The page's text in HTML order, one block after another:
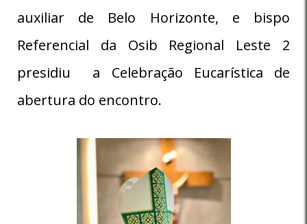
auxiliar de Belo Horizonte, e bispo
Referencial da Osib Regional Leste 2
presidiu a Celebração Eucarística de
abertura do encontro.